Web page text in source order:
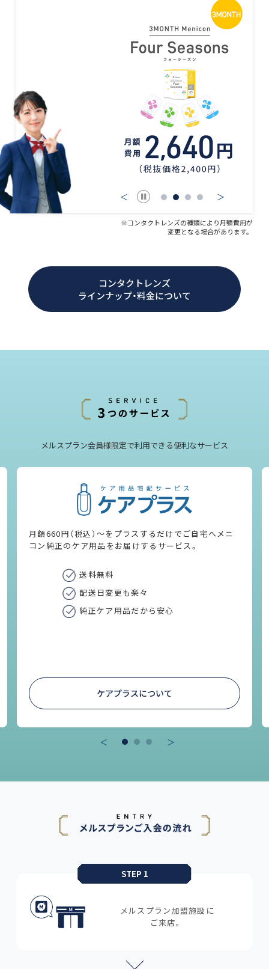
＜ ＞
※コンタクトレンズの種類により月額費用が
変更となる場合があります。
コンタクトレンズ
ラインナップ・料金について
メルスプラン会員様限定で利用できる便利なサービス
＜
月額660円（税込）〜をプラスするだけでご自宅へメニ
コン純正のケア用品をお届けするサービス。
送料無料
配送日変更も楽々
純正ケア用品だから安心
ケアプラスについて
＞
STEP 1
メルスプラン加盟施設に
ご来店。